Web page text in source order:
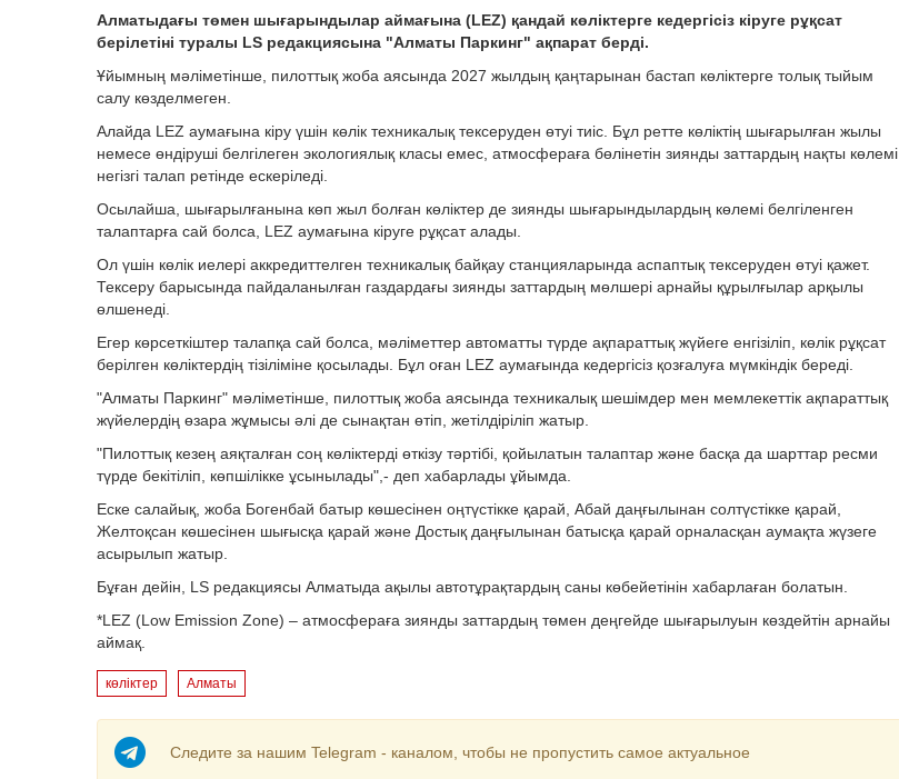
Алматыдағы төмен шығарындылар аймағына (LEZ) қандай көліктерге кедергісіз кіруге рұқсат
берілетіні туралы LS редакциясына "Алматы Паркинг" ақпарат берді.
Ұйымның мәліметінше, пилоттық жоба аясында 2027 жылдың қаңтарынан бастап көліктерге толық тыйым
салу көзделмеген.
Алайда LEZ аумағына кіру үшін көлік техникалық тексеруден өтуі тиіс. Бұл ретте көліктің шығарылған жылы
немесе өндіруші белгілеген экологиялық класы емес, атмосфераға бөлінетін зиянды заттардың нақты көлемі
негізгі талап ретінде ескеріледі.
Осылайша, шығарылғанына көп жыл болған көліктер де зиянды шығарындылардың көлемі белгіленген
талаптарға сай болса, LEZ аумағына кіруге рұқсат алады.
Ол үшін көлік иелері аккредиттелген техникалық байқау станцияларында аспаптық тексеруден өтуі қажет.
Тексеру барысында пайдаланылған газдардағы зиянды заттардың мөлшері арнайы құрылғылар арқылы
өлшенеді.
Егер көрсеткіштер талапқа сай болса, мәліметтер автоматты түрде ақпараттық жүйеге енгізіліп, көлік рұқсат
берілген көліктердің тізіліміне қосылады. Бұл оған LEZ аумағында кедергісіз қозғалуға мүмкіндік береді.
"Алматы Паркинг" мәліметінше, пилоттық жоба аясында техникалық шешімдер мен мемлекеттік ақпараттық
жүйелердің өзара жұмысы әлі де сынақтан өтіп, жетілдіріліп жатыр.
"Пилоттық кезең аяқталған соң көліктерді өткізу тәртібі, қойылатын талаптар және басқа да шарттар ресми
түрде бекітіліп, көпшілікке ұсынылады",- деп хабарлады ұйымда.
Еске салайық, жоба Богенбай батыр көшесінен оңтүстікке қарай, Абай даңғылынан солтүстікке қарай,
Желтоқсан көшесінен шығысқа қарай және Достық даңғылынан батысқа қарай орналасқан аумақта жүзеге
асырылып жатыр.
Бұған дейін, LS редакциясы Алматыда ақылы автотұрақтардың саны көбейетінін хабарлаған болатын.
*LEZ (Low Emission Zone) – атмосфераға зиянды заттардың төмен деңгейде шығарылуын көздейтін арнайы
аймақ.
көліктер Алматы
Следите за нашим Telegram - каналом, чтобы не пропустить самое актуальное